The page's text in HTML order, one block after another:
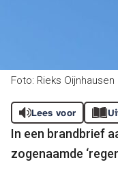
Foto: Rieks Oijnhausen
Lees voor
In een brandbrief
zogenaamde